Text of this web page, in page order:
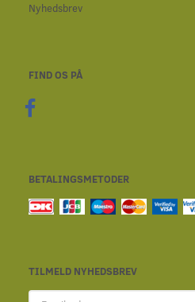
Nyhedsbrev
FIND OS PÅ
BETALINGSMETODER
TILMELD NYHEDSBREV
Email-